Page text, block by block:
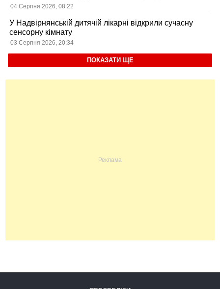
04 Серпня 2026, 08:22
У Надвірнянській дитячій лікарні відкрили сучасну
сенсорну кімнату
03 Серпня 2026, 20:34
ПОКАЗАТИ ЩЕ